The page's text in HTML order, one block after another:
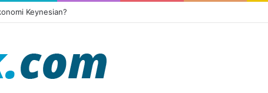
Keynesian?